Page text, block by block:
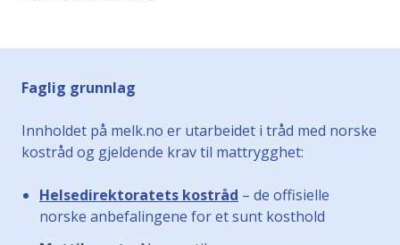
Faglig grunnlag
Innholdet på melk.no er utarbeidet i tråd med norske
kostråd og gjeldende krav til mattrygghet:
Helsedirektoratets kostråd – de offisielle
norske anbefalingene for et sunt kosthold